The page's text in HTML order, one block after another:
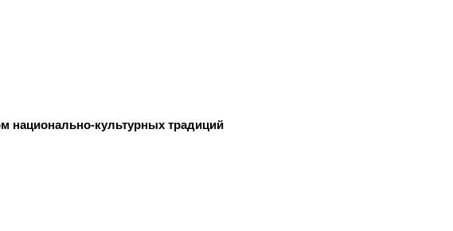
национально-культурных традиций